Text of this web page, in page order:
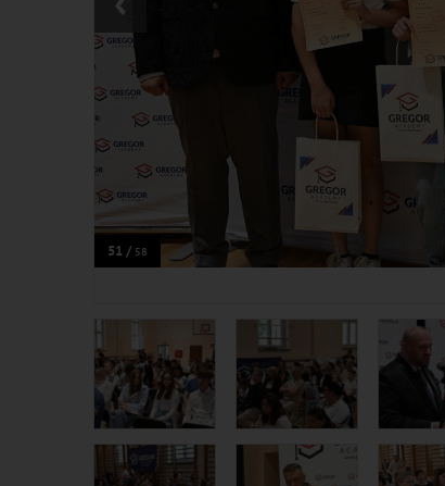
51 / 58